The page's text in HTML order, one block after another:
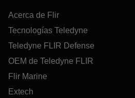
Acerca de Flir
Tecnologías Teledyne
Teledyne FLIR Defense
OEM de Teledyne FLIR
Flir Marine
Extech